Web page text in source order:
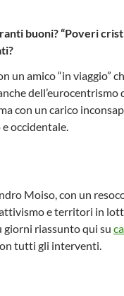
buoni? “Poveri
un amico “in viaggio”
dell’eurocentrismo
con un carico
occidentale.
Moiso, con un
e territori in
riassunto qui su
tutti gli interventi.